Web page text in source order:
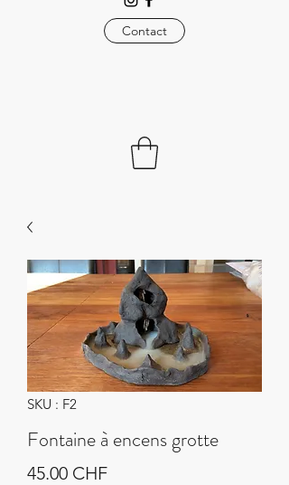
Contact
SKU : F2
Fontaine à encens grotte
45.00 CHFPrix